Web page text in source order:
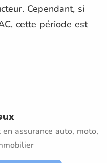
Cependant, si
cette période est
assurance auto, moto,